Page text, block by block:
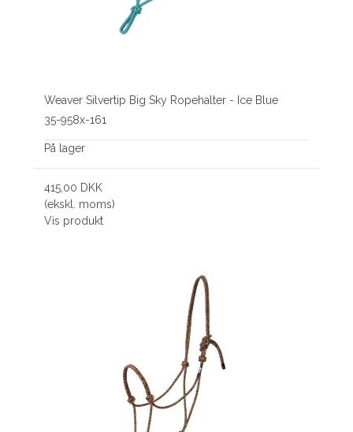
Weaver Silvertip Big Sky Ropehalter - Ice Blue
35-958x-161
På lager
415,00 DKK
(ekskl. moms)
Vis produkt